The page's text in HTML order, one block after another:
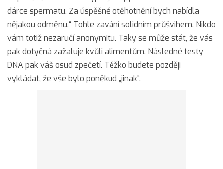
dárce spermatu. Za úspěšné otěhotnění bych nabídla
nějakou odměnu.“ Tohle zavání solidním průšvihem. Nikdo
vám totiž nezaručí anonymitu. Taky se může stát, že vás
pak dotyčná zažaluje kvůli alimentům. Následné testy
DNA pak váš osud zpečetí. Těžko budete později
vykládat, že vše bylo poněkud „jinak“.